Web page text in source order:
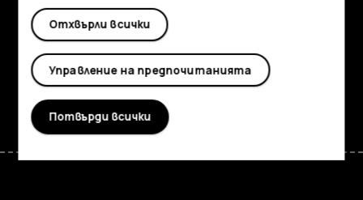
Planet and people
Поддръжка
FacebookInstagram
TiktokYoutubeLinkedinDiscord
Отхвърли всички
Управление на предпочитанията
Потвърди всички